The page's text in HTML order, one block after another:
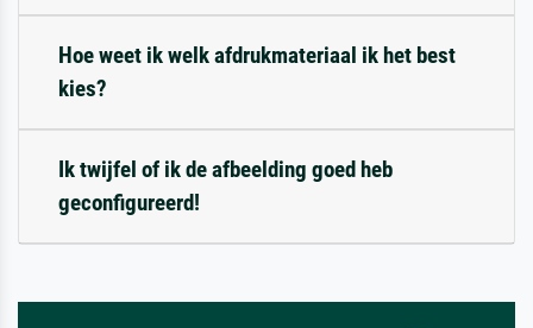
Hoe weet ik welk afdrukmateriaal ik het best
kies?
Ik twijfel of ik de afbeelding goed heb
geconfigureerd!